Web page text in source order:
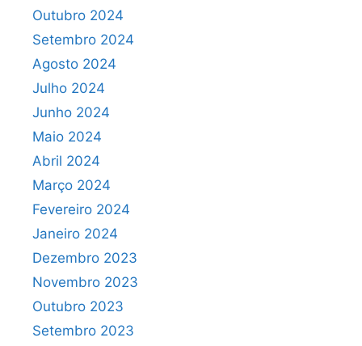
Outubro 2024
Setembro 2024
Agosto 2024
Julho 2024
Junho 2024
Maio 2024
Abril 2024
Março 2024
Fevereiro 2024
Janeiro 2024
Dezembro 2023
Novembro 2023
Outubro 2023
Setembro 2023